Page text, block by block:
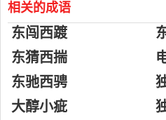
相关的成语
东闯西踱
东猜西揣
东驰西骋
大醇小疵